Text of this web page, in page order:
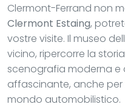
Clermont-Ferrand non
Clermont Estaing,
vostre visite. Il museo
vicino, ripercorre la
scenografia moderna e
affascinante, anche
mondo automobilistico.